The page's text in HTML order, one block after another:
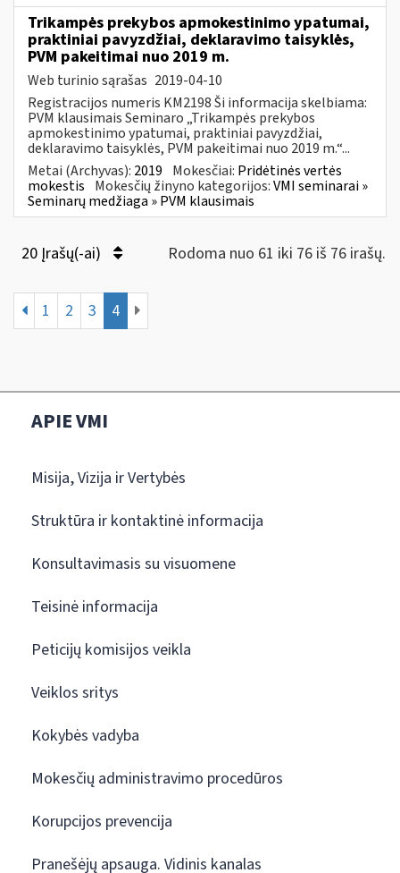
Trikampės prekybos apmokestinimo ypatumai,
praktiniai pavyzdžiai, deklaravimo taisyklės,
PVM pakeitimai nuo 2019 m.
Web turinio sąrašas 2019-04-10
Registracijos numeris KM2198 Ši informacija skelbiama:
PVM klausimais Seminaro „Trikampės prekybos
apmokestinimo ypatumai, praktiniai pavyzdžiai,
deklaravimo taisyklės, PVM pakeitimai nuo 2019 m.“...
Metai (Archyvas): 2019 Mokesčiai: Pridėtinės vertės
mokestis Mokesčių žinyno kategorijos:VMI seminarai »
Seminarų medžiaga » PVM klausimais
20 Įrašų(-ai) Rodoma nuo 61 iki 76 iš 76 irašų.
1 2 3 4
APIE VMI
Misija, Vizija ir Vertybės
Struktūra ir kontaktinė informacija
Konsultavimasis su visuomene
Teisinė informacija
Peticijų komisijos veikla
Veiklos sritys
Kokybės vadyba
Mokesčių administravimo procedūros
Korupcijos prevencija
Pranešėjų apsauga. Vidinis kanalas